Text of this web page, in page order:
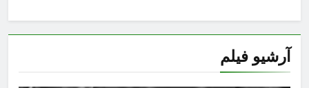
آرشیو فیلم